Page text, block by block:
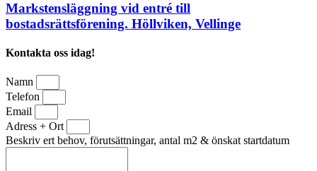
Markstensläggning vid entré till
bostadsrättsförening. Höllviken, Vellinge
Kontakta oss idag!
Namn
Telefon
Email
Adress + Ort
Beskriv ert behov, förutsättningar, antal m2 & önskat startdatum